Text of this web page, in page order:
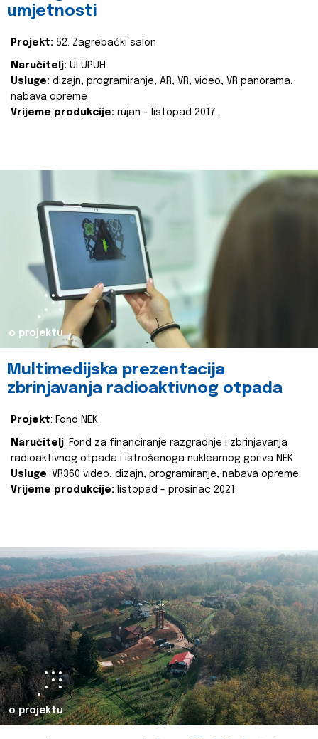
umjetnosti
Projekt: 52. Zagrebački salon
Naručitelj: ULUPUH
Usluge: dizajn, programiranje, AR, VR, video, VR panorama,
nabava opreme
Vrijeme produkcije: rujan - listopad 2017.
o projektu
Multimedijska prezentacija
zbrinjavanja radioaktivnog otpada
Projekt: Fond NEK
Naručitelj: Fond za financiranje razgradnje i zbrinjavanja
radioaktivnog otpada i istrošenoga nuklearnog goriva NEK
Usluge: VR360 video, dizajn, programiranje, nabava opreme
Vrijeme produkcije: listopad - prosinac 2021.
o projektu